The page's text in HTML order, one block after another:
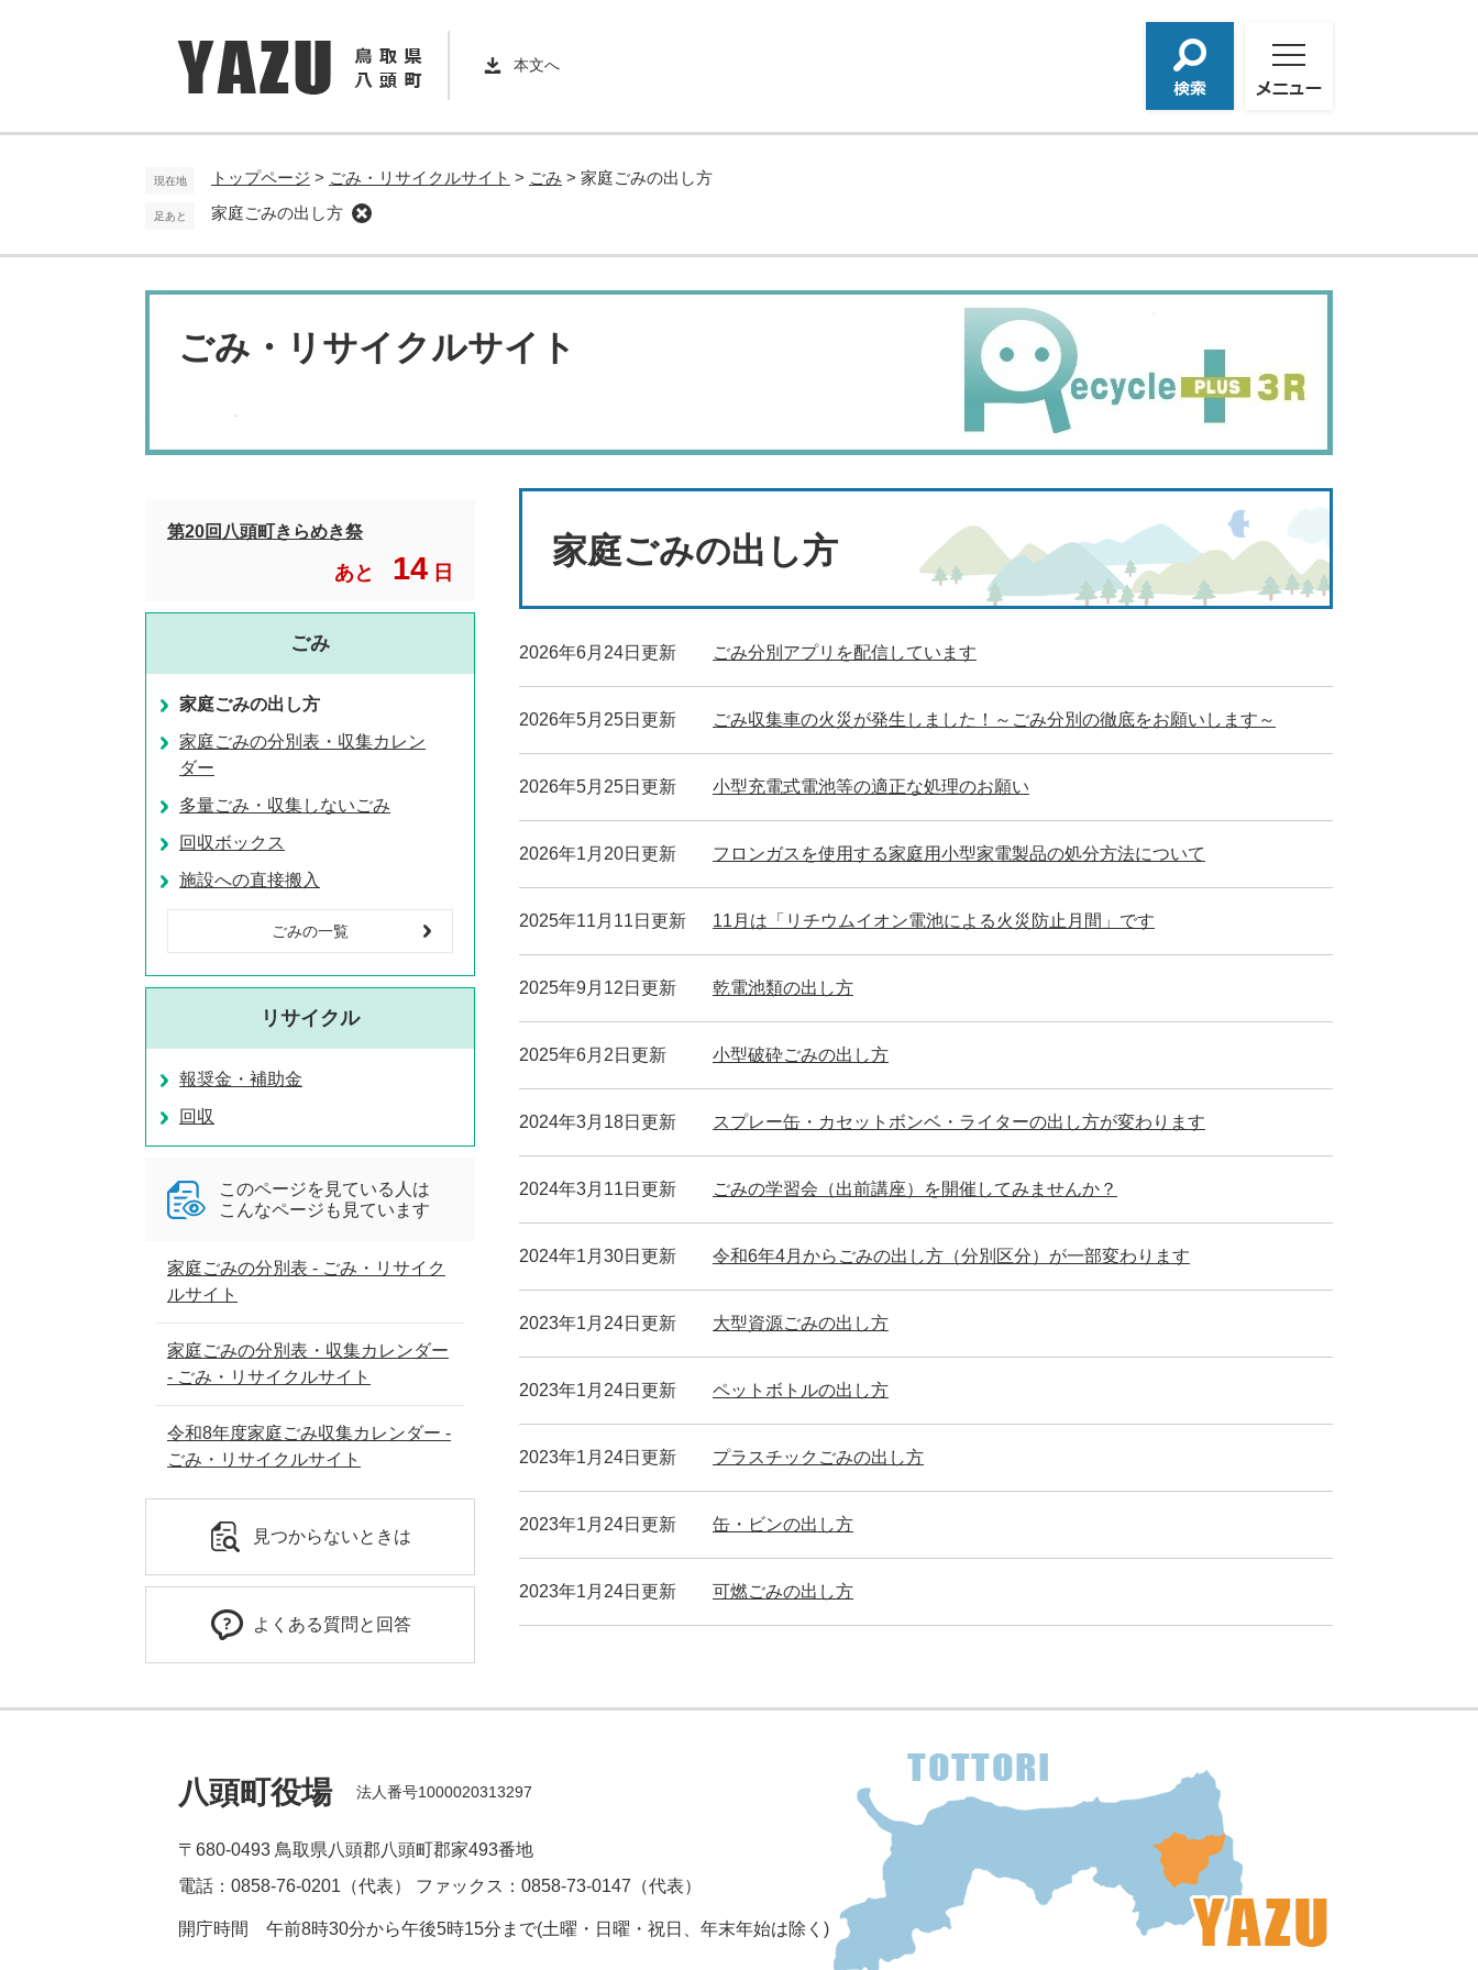
本
本文へ
ュ
現在地 トップページ > ごみ・リサイクルサイト > ごみ > 家庭ごみの出し方
足あと 家庭ごみの出し方
ごみ・リサイクルサイト
家庭ごみの出し方
2026年6月24日更新 ごみ分別アプリを配信しています
2026年5月25日更新 ごみ収集車の火災が発生しました！～ごみ分別の徹底をお願いします～
2026年5月25日更新 小型充電式電池等の適正な処理のお願い
2026年1月20日更新 フロンガスを使用する家庭用小型家電製品の処分方法について
2025年11月11日更新 11月は「リチウムイオン電池による火災防止月間」です
2025年9月12日更新 乾電池類の出し方
2025年6月2日更新 小型破砕ごみの出し方
2024年3月18日更新 スプレー缶・カセットボンベ・ライターの出し方が変わります
2024年3月11日更新 ごみの学習会（出前講座）を開催してみませんか？
2024年1月30日更新 令和6年4月からごみの出し方（分別区分）が一部変わります
2023年1月24日更新 大型資源ごみの出し方
2023年1月24日更新 ペットボトルの出し方
2023年1月24日更新 プラスチックごみの出し方
2023年1月24日更新 缶・ビンの出し方
2023年1月24日更新 可燃ごみの出し方
第20回八頭町きらめき祭
あと 14 日
ごみ
家庭ごみの出し方
家庭ごみの分別表・収集カレン
ダー
多量ごみ・収集しないごみ
回収ボックス
施設への直接搬入
ごみの一覧
リサイクル
報奨金・補助金
回収
このページを見ている人は
こんなページも見ています
家庭ごみの分別表 - ごみ・リサイク
ルサイト
家庭ごみの分別表・収集カレンダー
- ごみ・リサイクルサイト
令和8年度家庭ごみ収集カレンダー -
ごみ・リサイクルサイト
見つからないときは
よくある質問と回答
八頭町役場 法人番号1000020313297
〒680-0493 鳥取県八頭郡八頭町郡家493番地
電話：0858-76-0201（代表） ファックス：0858-73-0147（代表）
開庁時間 午前8時30分から午後5時15分まで(土曜・日曜・祝日、年末年始は除く)